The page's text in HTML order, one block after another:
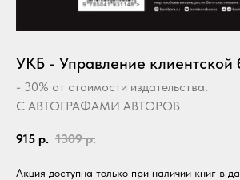
УКБ - Управление клиентской
- 30% от стоимости издательства.
С АВТОГРАФАМИ АВТОРОВ
915 р. 1309 р.
Акция доступна только при наличии книг в